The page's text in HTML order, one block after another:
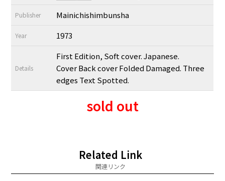
Publisher Mainichishimbunsha
Year 1973
Details
First Edition, Soft cover. Japanese.
Cover Back cover Folded Damaged. Three
edges Text Spotted.
sold out
Related Link
関連リンク